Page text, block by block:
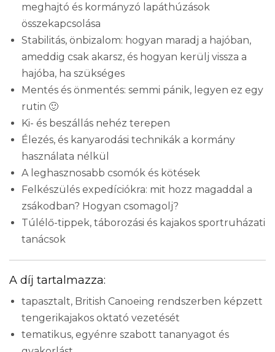
meghajtó és kormányzó lapáthúzások
összekapcsolása
Stabilitás, önbizalom: hogyan maradj a hajóban,
ameddig csak akarsz, és hogyan kerülj vissza a
hajóba, ha szükséges
Mentés és önmentés: semmi pánik, legyen ez egy
rutin 🙂
Ki- és beszállás nehéz terepen
Élezés, és kanyarodási technikák a kormány
használata nélkül
A leghasznosabb csomók és kötések
Felkészülés expedíciókra: mit hozz magaddal a
zsákodban? Hogyan csomagolj?
Túlélő-tippek, táborozási és kajakos sportruházati
tanácsok
A díj tartalmazza:
tapasztalt, British Canoeing rendszerben képzett
tengerikajakos oktató vezetését
tematikus, egyénre szabott tananyagot és